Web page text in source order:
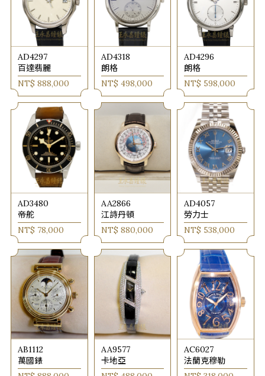
AD4297
百達翡麗
NT$ 888,000
AD4318
朗格
NT$ 498,000
AD4296
朗格
NT$ 598,000
AD3480
帝舵
NT$ 78,000
AA2866
江詩丹頓
NT$ 880,000
AD4057
勞力士
NT$ 538,000
AB1112
萬國錶
AA9577
卡地亞
AC6027
法蘭克穆勒